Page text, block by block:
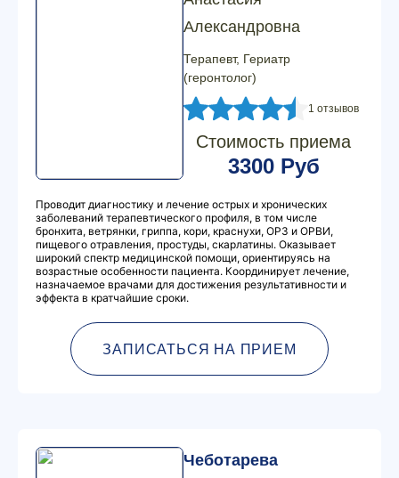
Александровна
Терапевт, Гериатр
(геронтолог)
1 отзывов
Стоимость приема
3300 Руб
Проводит диагностику и лечение острых и хронических
заболеваний терапевтического профиля, в том числе
бронхита, ветрянки, гриппа, кори, краснухи, ОРЗ и ОРВИ,
пищевого отравления, простуды, скарлатины. Оказывает
широкий спектр медицинской помощи, ориентируясь на
возрастные особенности пациента. Координирует лечение,
назначаемое врачами для достижения результативности и
эффекта в кратчайшие сроки.
ЗАПИСАТЬСЯ НА ПРИЕМ
Чеботарева